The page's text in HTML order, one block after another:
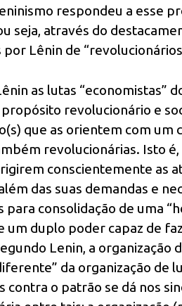
respondeu a esse
seja, através do
por Lênin de
as lutas “economistas”
propósito revolucionário e
que as orientem com um
revolucionárias. Isto
conscientemente as
das suas demandas e
consolidação de uma
um duplo poder capaz de
Lenin, a
da organização de
contra o patrão se dá nos